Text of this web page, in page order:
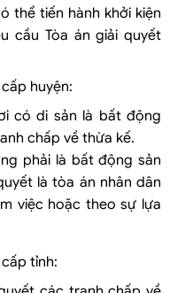
thể tiến hành khởi kiện
cầu Tòa án giải quyết
huyện:
có di sản là bất động
chấp về thừa kế.
phải là bất động sản
là tòa án nhân dân
việc hoặc theo sự lựa
tỉnh: